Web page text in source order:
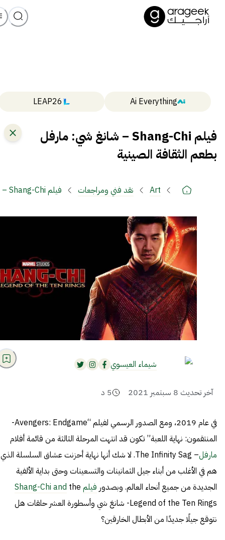
Ai Everything
LEAP26
فيلم Shang-Chi – شانغ شي: مارفل
بطعم الثقافة الصينية
Art نقد فني ومراجعات فيلم Shang-Chi – شانغ شي: مارفل بطعم الثقافة الصينية
شيماء العيسوي
آخر تحديث 8 سبتمبر 2021 5 د
في عام 2019، ومع الصدور الرسمي لفيلم “Avengers: Endgame-
المنتقمون: نهاية اللعبة” تكون قد انتهت المرحلة الثالثة من قائمة أفلام
مارفل
– The Infinity Sag. لا شك أنها نهاية أحزنت عشاق السلسلة الذي
هم في الأغلب من أبناء جيل الثمانينات والتسعينات وحتى بداية الألفية
الجديدة من جميع أنحاء العالم. وبصدور فيلم Shang-Chi and the
Legend of the Ten Rings- شانغ شي وأسطورة العشر حلقات هل
نتوقع جيلًا جديدًا من الأبطال الخارقين؟